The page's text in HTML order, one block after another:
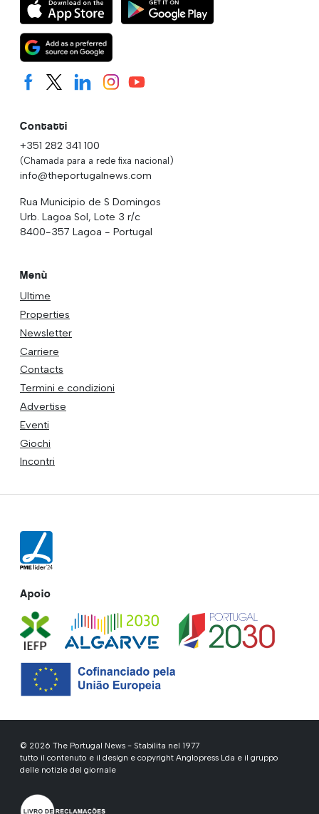
Contatti
+351 282 341 100
(Chamada para a rede fixa nacional)
info@theportugalnews.com
Rua Municipio de S Domingos
Urb. Lagoa Sol, Lote 3 r/c
8400-357 Lagoa - Portugal
Menù
Ultime
Properties
Newsletter
Carriere
Contacts
Termini e condizioni
Advertise
Eventi
Giochi
Incontri
Apoio
© 2026 The Portugal News - Stabilita nel 1977
tutto il contenuto e il design e copyright Anglopress Lda e il gruppo
delle notizie del giornale